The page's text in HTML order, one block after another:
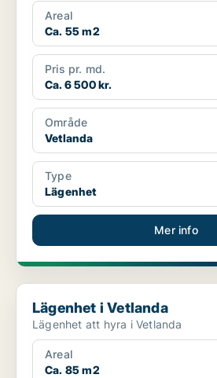
Areal
Ca. 55 m2
Pris pr. md.
Ca. 6 500 kr.
Område
Vetlanda
Type
Lägenhet
Mer info
Lägenhet i Vetlanda
Lägenhet i Vetlanda
Lägenhet att hyra i Vetlanda
Areal
Ca. 85 m2